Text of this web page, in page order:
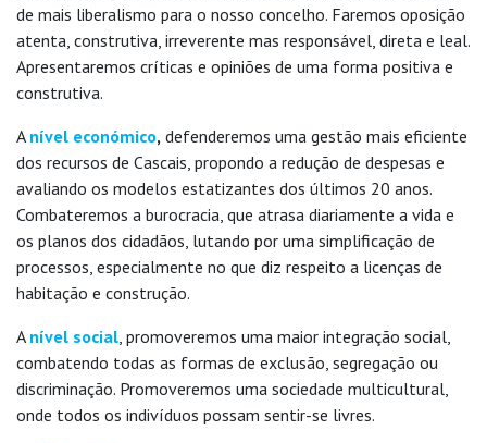
de mais liberalismo para o nosso concelho. Faremos oposição
atenta, construtiva, irreverente mas responsável, direta e leal.
Apresentaremos críticas e opiniões de uma forma positiva e
construtiva.
A nível económico, defenderemos uma gestão mais eficiente
dos recursos de Cascais, propondo a redução de despesas e
avaliando os modelos estatizantes dos últimos 20 anos.
Combateremos a burocracia, que atrasa diariamente a vida e
os planos dos cidadãos, lutando por uma simplificação de
processos, especialmente no que diz respeito a licenças de
habitação e construção.
A nível social , promoveremos uma maior integração social,
combatendo todas as formas de exclusão, segregação ou
discriminação. Promoveremos uma sociedade multicultural,
onde todos os indivíduos possam sentir-se livres.